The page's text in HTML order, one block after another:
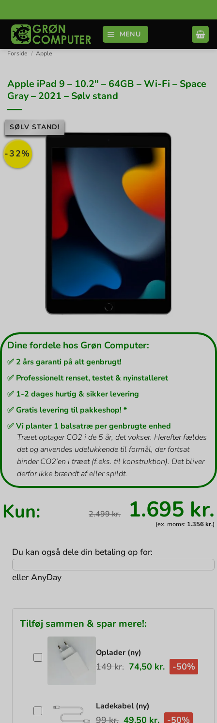
til
indhold
MENU
Forside / Apple
Apple iPad 9 – 10.2″ – 64GB – Wi-Fi – Space
Gray – 2021 – Sølv stand
-32%
SØLV STAND!
Dine fordele hos Grøn Computer:
✅ 2 års garanti på alt genbrugt!
✅ Professionelt renset, testet & nyinstalleret
✅ 1-2 dages hurtig & sikker levering
✅ Gratis levering til pakkeshop! *
✅ Vi planter 1 balsatræ per genbrugte enhed
Træet optager CO2 i de 5 år, det vokser. Herefter fældes
det og anvendes udelukkende til formål, der fortsat
binder CO2’en i træet (f.eks. til konstruktion). Det bliver
derfor ikke brændt af eller spildt.
Kun: 2.499kr. Den
pris
var:
2.499 kr..
1.695 kr.
(ex. moms: 1.356 kr.)
Du kan også dele din betaling op for:
ellerAnyDay
Tilføj sammen & spar mere!:
Oplader (ny)
149kr. 74,50 kr. -50%
Ladekabel (ny)
99kr. 49,50 kr. -50%